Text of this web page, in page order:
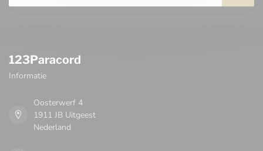
123Paracord
Informatie
Oosterwerf 4
1911 JB Uitgeest
Nederland